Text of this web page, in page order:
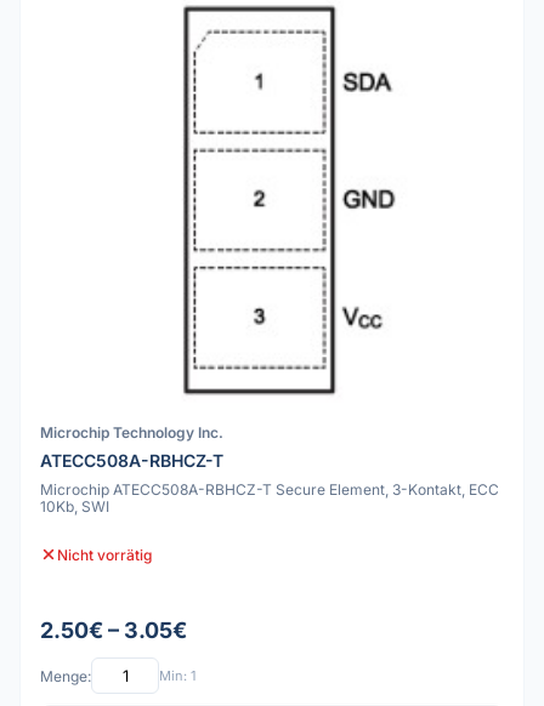
Microchip Technology Inc.
ATECC508A-RBHCZ-T
Microchip ATECC508A-RBHCZ-T Secure Element, 3-Kontakt, ECC
10Kb, SWI
Nicht vorrätig
2.50€ – 3.05€
Menge: Min: 1